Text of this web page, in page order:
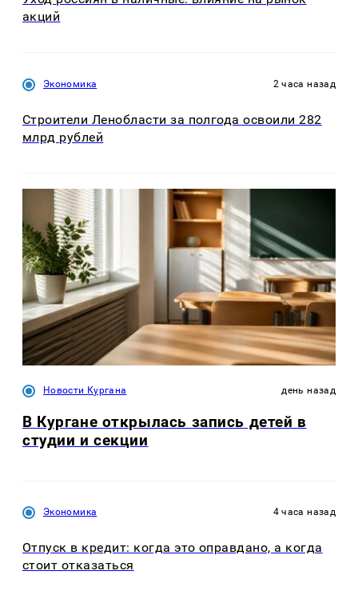
акций
Экономика 2 часа назад
Строители Ленобласти за полгода освоили 282
млрд рублей
Новости Кургана день назад
В Кургане открылась запись детей в
студии и секции
Экономика 4 часа назад
Отпуск в кредит: когда это оправдано, а когда
стоит отказаться